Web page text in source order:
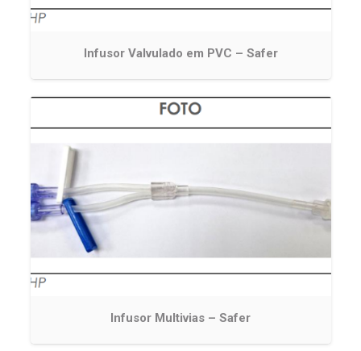
Infusor Valvulado em PVC – Safer
Infusor Multivias – Safer